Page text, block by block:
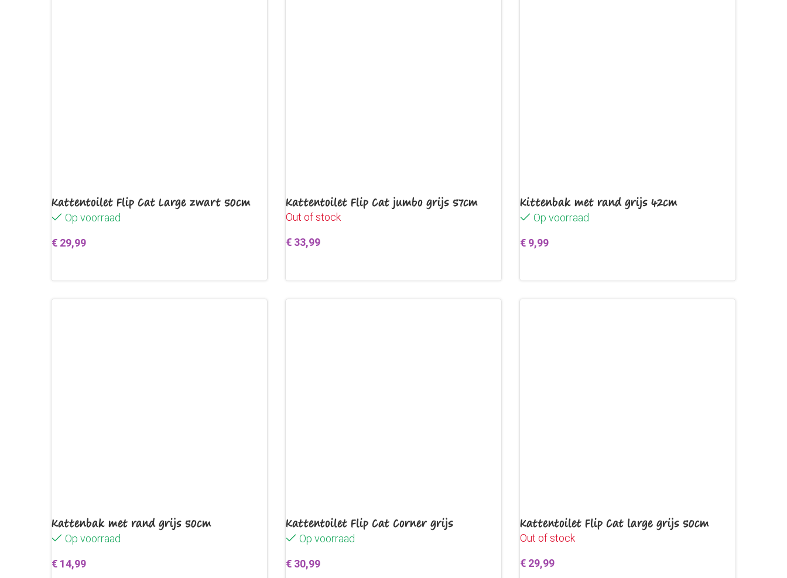
Kattentoilet Flip Cat Large zwart 50cm
Op voorraad
€ 29,99
Kattentoilet Flip Cat jumbo grijs 57cm
Out of stock
€ 33,99
Kittenbak met rand grijs 42cm
Op voorraad
€ 9,99
Kattenbak met rand grijs 50cm
Op voorraad
€ 14,99
Kattentoilet Flip Cat Corner grijs
Op voorraad
€ 30,99
Kattentoilet Flip Cat large grijs 50cm
Out of stock
€ 29,99